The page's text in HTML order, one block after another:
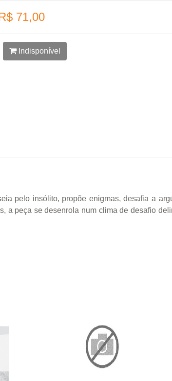
71,00
Indisponível
pelo insólito, propõe enigmas, desafia a
a peça se desenrola num clima de desafio